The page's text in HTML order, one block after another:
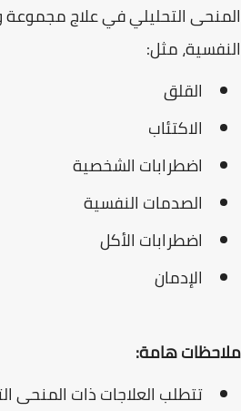
المنحى التحليلي في علاج
النفسية، مثل:
القلق
الاكتئاب
اضطرابات الشخصية
الصدمات النفسية
اضطرابات الأكل
الإدمان
ملاحظات هامة:
تتطلب العلاجات ذات المنحى